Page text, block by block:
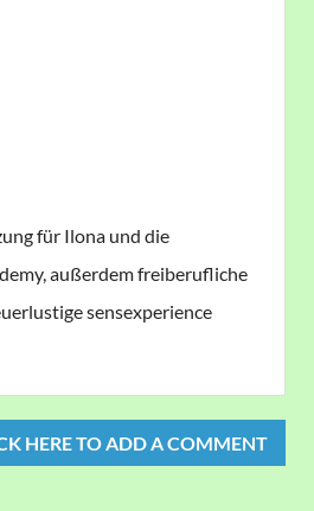
für Ilona und die
außerdem freiberufliche
sensexperience
HERE TO ADD A COMMENT